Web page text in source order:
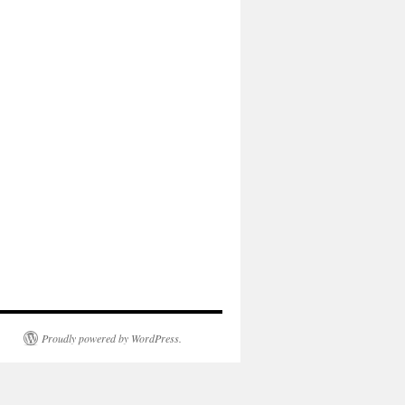
Proudly powered by WordPress.